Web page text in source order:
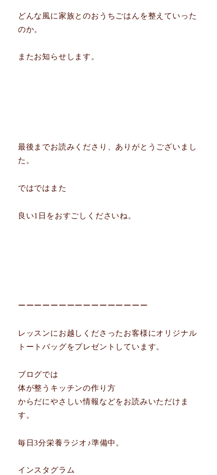
どんな風に家族とのおうちごはんを整えていった
のか。
またお知らせします。
最後までお読みくださり、ありがとうございまし
た。
ではではまた
良い1日をおすごしくださいね。
ーーーーーーーーーーーーーーーー
レッスンにお越しくださったお客様にオリジナル
トートバッグをプレゼントしています。
ブログでは
体が整うキッチンの作り方
からだにやさしい情報などをお読みいただけま
す。
毎日3分栄養ラジオ♪準備中。
インスタグラム